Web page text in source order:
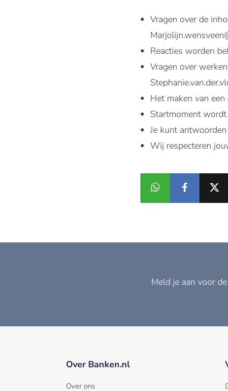
Vragen over de
Reacties worden
Vragen over
Het maken van
Startmoment
Je kunt
Wij respecteren
Meld je aan voor
Over Banken.nl
Over ons